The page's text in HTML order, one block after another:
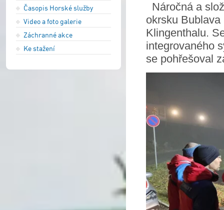
Časopis Horské služby
Video a foto galerie
Záchranné akce
Ke stažení
Náročná a
okrsku
Klingenthalu.
integrovaného
se pohřešoval